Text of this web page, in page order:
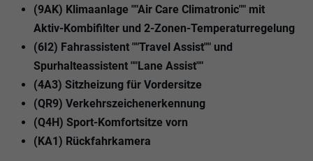
(9AK) Klimaanlage ""Air Care Climatronic"" mit
Aktiv-Kombifilter und 2-Zonen-Temperaturregelung
(6I2) Fahrassistent ""Travel Assist"" und
Spurhalteassistent ""Lane Assist""
(4A3) Sitzheizung für Vordersitze
(QR9) Verkehrszeichenerkennung
(Q4H) Sport-Komfortsitze vorn
(KA1) Rückfahrkamera